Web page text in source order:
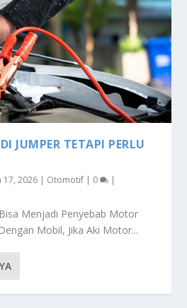
JUMPER TETAPI PERLU
17, 2026 Otomotif 0
Menjadi Penyebab Motor
Mobil, Jika Aki Motor...